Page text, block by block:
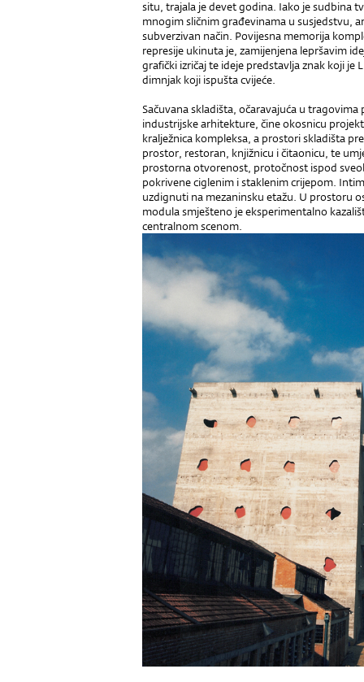
situ, trajala je devet godina. Iako je sudbina
mnogim sličnim građevinama u susjedstvu,
subverzivan način. Povijesna memorija
represije ukinuta je, zamijenjena lepršavim
grafički izričaj te ideje predstavlja znak koji je
dimnjak koji ispušta cvijeće.
Sačuvana skladišta, očaravajuća u
industrijske arhitekture, čine okosnicu
kralježnica kompleksa, a prostori skladišta
prostor, restoran, knjižnicu i čitaonicu, te
prostorna otvorenost, protočnost ispod
pokrivene ciglenim i staklenim crijepom.
uzdignuti na mezaninsku etažu. U prostoru
modula smješteno je eksperimentalno
centralnom scenom.